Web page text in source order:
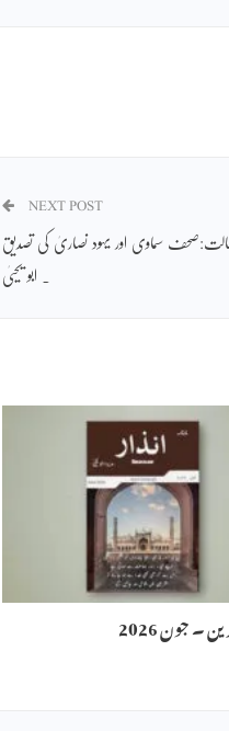
NEXT POST
نبوت و رسالت:صحف سماوی اور یہود نصاریٰ کی تصدیق
۔ ابو یحییٰ
۔ جون 2026